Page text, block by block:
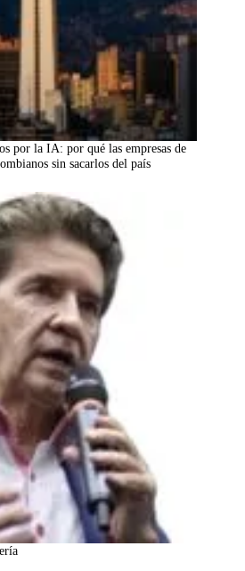
por la IA: por qué las empresas de
sin sacarlos del país